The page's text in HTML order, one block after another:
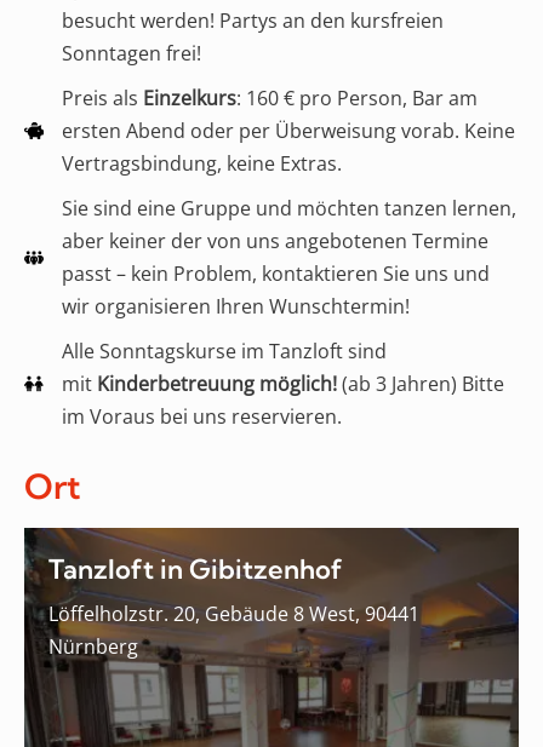
besucht werden! Partys an den kursfreien
Sonntagen frei!
Preis als Einzelkurs: 160 € pro Person, Bar am
ersten Abend oder per Überweisung vorab. Keine
Vertragsbindung, keine Extras.
Sie sind eine Gruppe und möchten tanzen lernen,
aber keiner der von uns angebotenen Termine
passt – kein Problem, kontaktieren Sie uns und
wir organisieren Ihren Wunschtermin!
Alle Sonntagskurse im Tanzloft sind
mit Kinderbetreuung möglich!(ab 3 Jahren) Bitte
im Voraus bei uns reservieren.
Ort
Tanzloft in Gibitzenhof
Löffelholzstr. 20, Gebäude 8 West, 90441
Nürnberg